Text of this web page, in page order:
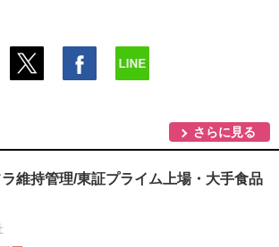
さらに見る
維持管理/東証プライム上場・大手食品